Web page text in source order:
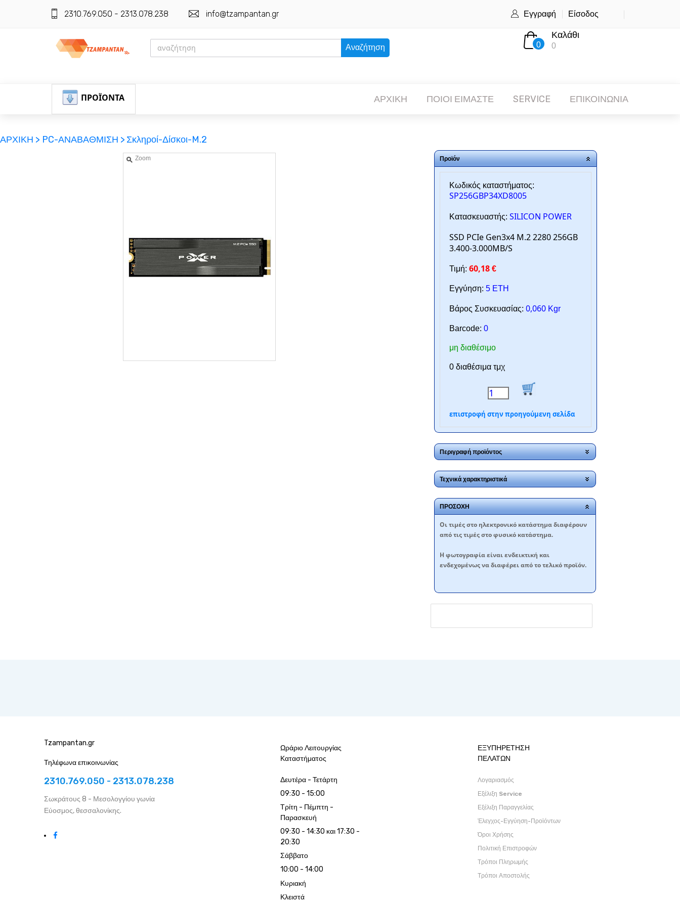
2310.769.050 - 2313.078.238 info@tzampantan.gr Εγγραφή Είσοδος
Αναζήτηση 0
Καλάθι
0
ΠΡΟΪΟΝΤΑ ΑΡΧΙΚΗ ΠΟΙΟΙ ΕΙΜΑΣΤΕ SERVICE ΕΠΙΚΟΙΝΩΝΙΑ
ΑΡΧΙΚΗ > PC-ΑΝΑΒΑΘΜΙΣΗ > Σκληροί-Δίσκοι-M.2
Zoom Προϊόν
Κωδικός καταστήματος:
SP256GBP34XD8005
Κατασκευαστής: SILICON POWER
SSD PCIe Gen3x4 M.2 2280 256GB
3.400-3.000MB/S
Τιμή: 60,18 €
Εγγύηση: 5 ΕΤΗ
Βάρος Συσκευασίας: 0,060 Kgr
Barcode: 0
μη διαθέσιμο
0 διαθέσιμα τμχ
επιστροφή στην προηγούμενη σελίδα
Περιγραφή προϊόντος
Τεχνικά χαρακτηριστικά
ΠΡΟΣΟΧΗ
Oι τιμές στο ηλεκτρονικό κατάστημα διαφέρουν
από τις τιμές στο φυσικό κατάστημα.
Η φωτογραφία είναι ενδεικτική και
ενδεχομένως να διαφέρει από το τελικό προϊόν.
Tzampantan.gr
Τηλέφωνα επικοινωνίας
2310.769.050 - 2313.078.238
Σωκράτους 8 - Μεσολογγίου γωνία
Εύοσμος, θεσσαλονίκης.
Ωράριο Λειτουργίας
Καταστήματος
Δευτέρα - Τετάρτη
09:30 - 15:00
Τρίτη - Πέμπτη -
Παρασκευή
09:30 - 14:30 και 17:30 -
20:30
Σάββατο
10:00 - 14:00
Κυριακή
Κλειστά
ΕΞΥΠΗΡΕΤΗΣΗ
ΠΕΛΑΤΩΝ
Λογαριασμός
Εξέλιξη Service
Εξέλιξη Παραγγελίας
Έλεγχος-Εγγύηση-Προϊόντων
Όροι Χρήσης
Πολιτική Επιστροφών
Τρόποι Πληρωμής
Τρόποι Αποστολής